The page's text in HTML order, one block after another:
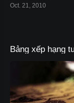
Oct. 21, 2010
Bảng xếp hạng